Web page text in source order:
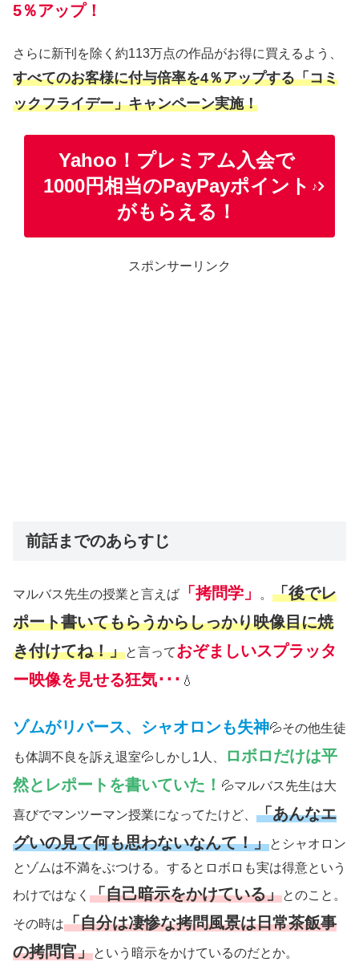
5％アップ！
さらに新刊を除く約113万点の作品がお得に買えるよう、
すべてのお客様に付与倍率を4％アップする「コミ
ックフライデー」キャンペーン実施！
Yahoo！プレミアム入会で
1000円相当のPayPayポイント
がもらえる！
♪
スポンサーリンク
前話までのあらすじ
マルバス先生の授業と言えば 「拷問学」 。 「後でレ
ポート書いてもらうからしっかり映像目に焼
き付けてね！」と言っておぞましいスプラッタ
ー映像を見せる狂気･･･ 💧
ゾムがリバース、シャオロンも失神💦その他生徒
も体調不良を訴え退室💦しかし1人、
ロボロだけは平
然とレポートを書いていた！ 💦マルバス先生は大
喜びでマンツーマン授業になってたけど、 「あんなエ
グいの見て何も思わないなんて！」とシャオロン
とゾムは不満をぶつける。するとロボロも実は得意という
わけではなく 「自己暗示をかけている」とのこと。
その時は「自分は凄惨な拷問風景は日常茶飯事
の拷問官」という暗示をかけているのだとか。